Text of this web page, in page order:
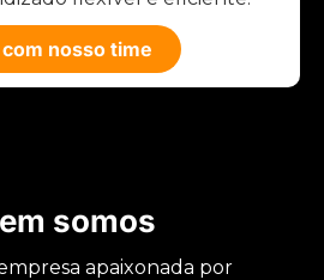
com nosso time
somos
apaixonada por